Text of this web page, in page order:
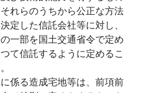
れらのうちから公正な方法
定した信託会社等に対し、
一部を国土交通省令で定め
て信託するように定めるこ
係る造成宅地等は、前項前